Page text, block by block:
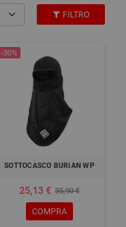
FILTRO
-30%
SOTTOCASCO BURIAN WP
25,13 € 35,90 €
COMPRA